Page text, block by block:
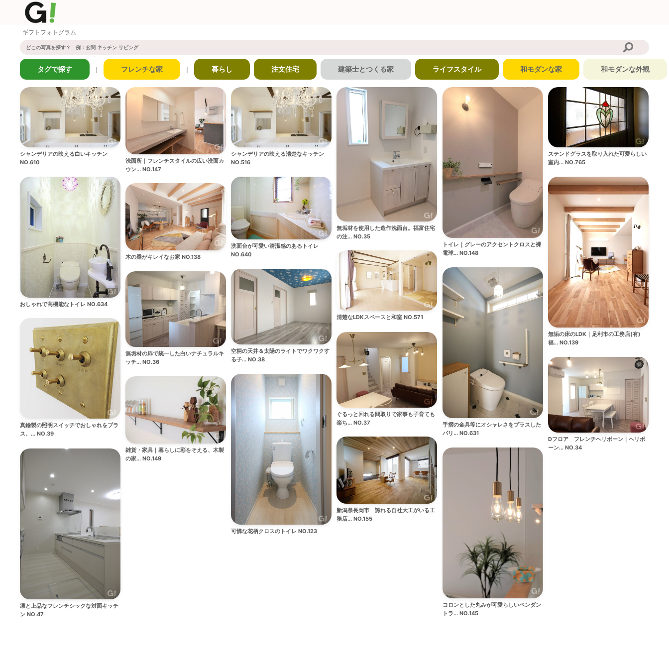
ギフトフォトグラム
タグで探す ｜ フレンチな家 ｜ 暮らし 注文住宅 建築士とつくる家 ライフスタイル 和モダンな家 和モダンな外観
シャンデリアの映える白いキッチン
NO.610
洗面所｜フレンチスタイルの広い洗面カ
ウン... NO.147
シャンデリアの映える清楚なキッチン
NO.516
無垢材を使用した造作洗面台。福富住宅
の注... NO.35
トイレ｜グレーのアクセントクロスと裸
電球... NO.148
ステンドグラスを取り入れた可愛らしい
室内... NO.765
おしゃれで高機能なトイレ NO.634
洗面台が可愛い清潔感のあるトイレ
NO.640
無垢の床のLDK｜足利市の工務店(有)
福... NO.139
木の梁がキレイなお家 NO.138
清楚なLDKスペースと和室 NO.571
手摺の金具等にオシャレさをプラスした
バリ... NO.631
空柄の天井＆太陽のライトでワクワクす
る子... NO.38
無垢材の扉で統一した白いナチュラルキ
ッチ... NO.36
真鍮製の照明スイッチでおしゃれをプラ
ス。... NO.39
ぐるっと回れる間取りで家事も子育ても
楽ち... NO.37
Dフロア フレンチヘリボーン｜ヘリボ
ーン... NO.34
可憐な花柄クロスのトイレ NO.123
雑貨・家具｜暮らしに彩をそえる、木製
の家... NO.149
新潟県長岡市 誇れる自社大工がいる工
務店... NO.155
コロンとした丸みが可愛らしいペンダン
トラ... NO.145
凛と上品なフレンチシックな対面キッチ
ン NO.47